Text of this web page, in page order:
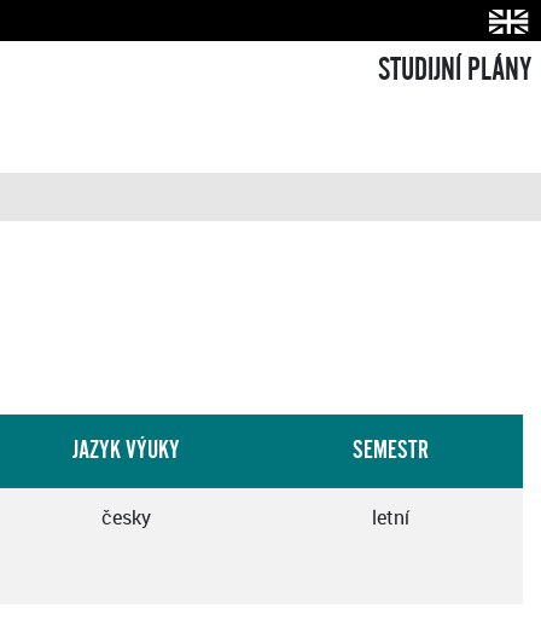
STUDIJNÍ PLÁNY
JAZYK VÝUKY SEMESTR
česky letní